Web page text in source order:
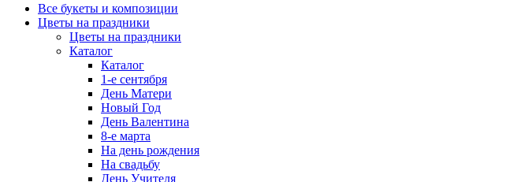
Все букеты и композиции
Цветы на праздники
Цветы на праздники
Каталог
Каталог
1-е сентября
День Матери
Новый Год
День Валентина
8-е марта
На день рождения
На свадьбу
День Учителя